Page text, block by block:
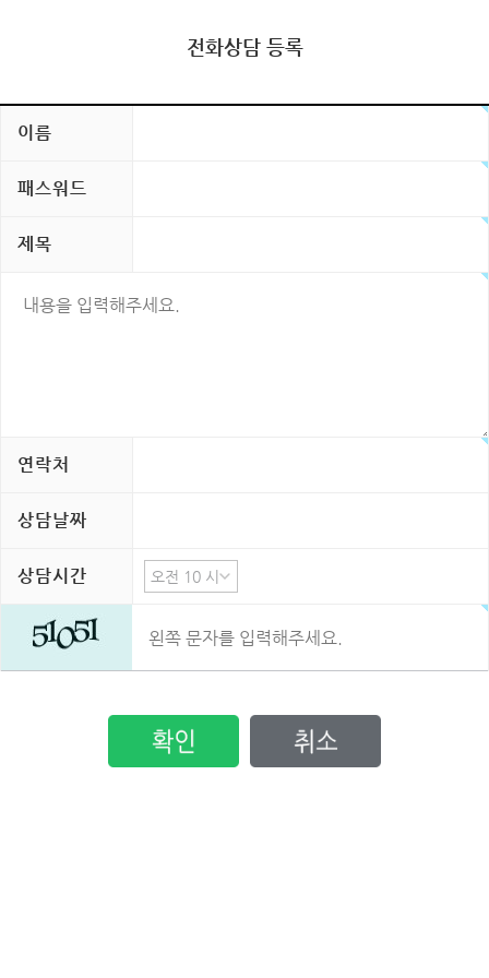
전화상담 등록
이름
패스워드
제목
연락처
상담날짜
상담시간